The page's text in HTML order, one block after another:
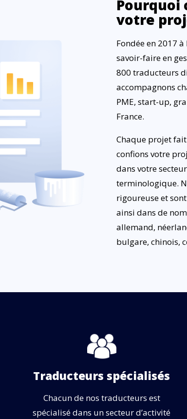
Pourquoi
votre
Fondée en 2017
savoir-faire en
800 traducteurs
accompagnons
PME, start-up,
France.
Chaque projet
confions votre
dans votre
terminologique.
rigoureuse et
ainsi dans de
allemand,
bulgare, chinois,
Traducteurs spécialisés
Chacun de nos traducteurs est
spécialisé dans un secteur d’activité